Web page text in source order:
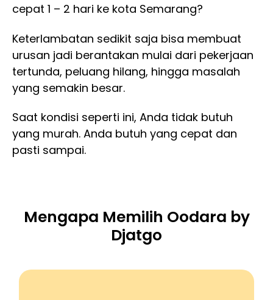
cepat 1 – 2 hari ke kota Semarang?
Keterlambatan sedikit saja bisa membuat
urusan jadi berantakan mulai dari pekerjaan
tertunda, peluang hilang, hingga masalah
yang semakin besar.
Saat kondisi seperti ini, Anda tidak butuh
yang murah. Anda butuh yang cepat dan
pasti sampai.
Mengapa Memilih Oodara by
Djatgo